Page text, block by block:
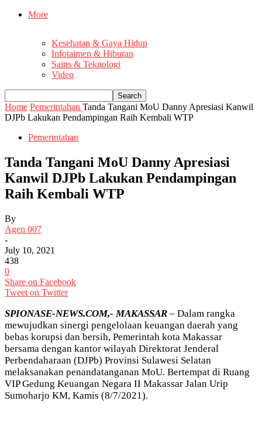
More
Kesehatan & Gaya Hidup
Infotaimen & Hiburan
Sains & Teknologi
Video
Home Pemerintahan Tanda Tangani MoU Danny Apresiasi Kanwil
DJPb Lakukan Pendampingan Raih Kembali WTP
Pemerintahan
Tanda Tangani MoU Danny Apresiasi
Kanwil DJPb Lakukan Pendampingan
Raih Kembali WTP
By
Agen 007
-
July 10, 2021
438
0
Share on Facebook
Tweet on Twitter
SPIONASE-NEWS.COM,- MAKASSAR – Dalam rangka
mewujudkan sinergi pengelolaan keuangan daerah yang
bebas korupsi dan bersih, Pemerintah kota Makassar
bersama dengan kantor wilayah Direktorat Jenderal
Perbendaharaan (DJPb) Provinsi Sulawesi Selatan
melaksanakan penandatanganan MoU. Bertempat di Ruang
VIP Gedung Keuangan Negara II Makassar Jalan Urip
Sumoharjo KM, Kamis (8/7/2021).